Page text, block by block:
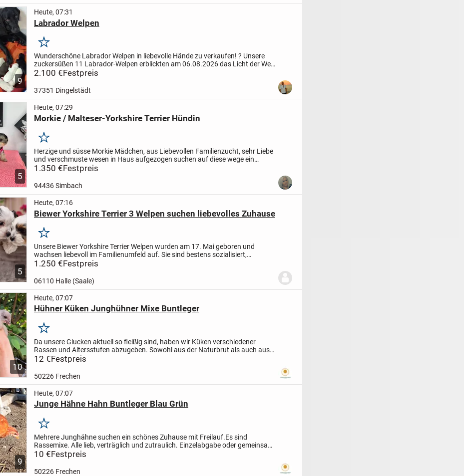
9
Heute, 07:31
Labrador Welpen
Merken
Wunderschöne Labrador Welpen in liebevolle Hände zu verkaufen! ? Unsere
zuckersüßen 11 Labrador-Welpen erblickten am 06.08.2026 das Licht der Welt
und suchen ab Oktober ein neues, verantwortungsvolle...
2.100 €Festpreis
37351 Dingelstädt
5
Heute, 07:29
Morkie / Malteser-Yorkshire Terrier Hündin
Merken
Herzige und süsse Morkie Mädchen, aus Liebevollen Familienzucht, sehr Liebe
und verschmuste wesen in Haus aufgezogen suchen auf diese wege ein
Kuscheliges Plätzchen auf Ihre sofa.
1.350 €Festpreis
94436 Simbach
5
Heute, 07:16
Biewer Yorkshire Terrier 3 Welpen suchen liebevolles Zuhause
Merken
Unsere Biewer Yorkshire Terrier Welpen wurden am 17. Mai geboren und
wachsen liebevoll im Familienumfeld auf. Sie sind bestens sozialisiert,
verspielt, neugierig und an Alltagsgeräusche gewöhnt.
1.250 €Festpreis
06110 Halle (Saale)
10
Heute, 07:07
Hühner Küken Junghühner Mixe Buntleger
Merken
Da unsere Glucken aktuell so fleißig sind, haben wir Küken verschiedener
Rassen und Altersstufen abzugeben. Sowohl aus der Naturbrut als auch aus
dem Brüter oder Mischformen um angebrütete Eier nicht...
12 €Festpreis
50226 Frechen
9
Heute, 07:07
Junge Hähne Hahn Buntleger Blau Grün
Merken
Mehrere Junghähne suchen ein schönes Zuhause mit Freilauf.Es sind
Rassemixe. Alle lieb, verträglich und zutraulich. Einzelabgabe oder gemeinsam
möglich.Verschiedene Farben, krähen noch nicht. Auch...
10 €Festpreis
50226 Frechen